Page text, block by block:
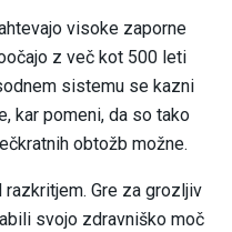
visoke zaporne
z več kot 500 leti
sistemu se kazni
kar pomeni, da so tako
obtožb možne.
Gre za grozljiv
svojo zdravniško moč